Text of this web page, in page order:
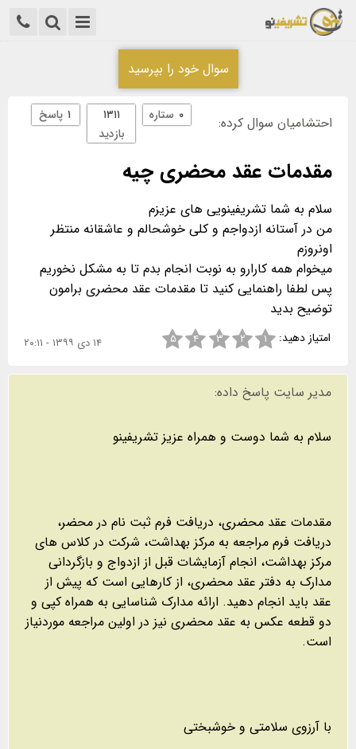
سوال خود را بپرسید
احتشامیان سوال کرده: ۱ پاسخ
۱۳۱۱
بازدید
۰ ستاره
مقدمات عقد محضری چیه
من در آستانه ازدواجم و کلی خوشحالم و عاشقانه منتظر
پس لطفا راهنمایی کنید تا مقدمات عقد محضری برامون
توضیح بدید
امتیاز دهید: ۱ ۲ ۳ ۴ ۵ ۱۴ دی ۱۳۹۹ - ۲۰:۱۱
مدیر سایت پاسخ داده:
سلام به شما دوست و همراه عزیز تشریفینو
مقدمات عقد محضری، دریافت فرم ثبت نام در محضر،
دریافت فرم مراجعه به مرکز بهداشت، شرکت در کلاس های
مرکز بهداشت، انجام آزمایشات قبل از ازدواج و بازگردانی
مدارک به دفتر عقد محضری، از کارهایی است که پیش از
عقد باید انجام دهید. ارائه مدارک شناسایی به همراه کپی و
دو قطعه عکس به عقد محضری نیز در اولین مراجعه موردنیاز
است.
با آرزوی سلامتی و خوشبختی